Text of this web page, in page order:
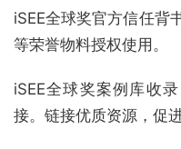
iSEE全球奖官方信任背
等荣誉物料授权使用。
iSEE全球奖案例库收
接。链接优质资源，促